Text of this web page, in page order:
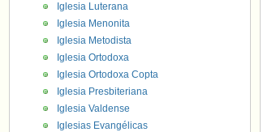
Iglesia Luterana
Iglesia Menonita
Iglesia Metodista
Iglesia Ortodoxa
Iglesia Ortodoxa Copta
Iglesia Presbiteriana
Iglesia Valdense
Iglesias Evangélicas